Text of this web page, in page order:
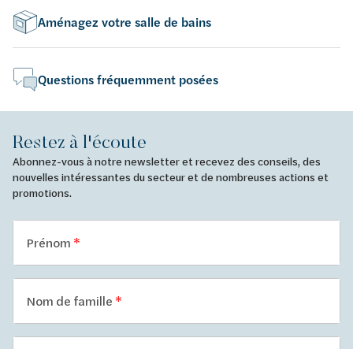
Aménagez votre salle de bains
Questions fréquemment posées
Restez à l'écoute
Abonnez-vous à notre newsletter et recevez des conseils, des
nouvelles intéressantes du secteur et de nombreuses actions et
promotions.
Prénom
Nom de famille